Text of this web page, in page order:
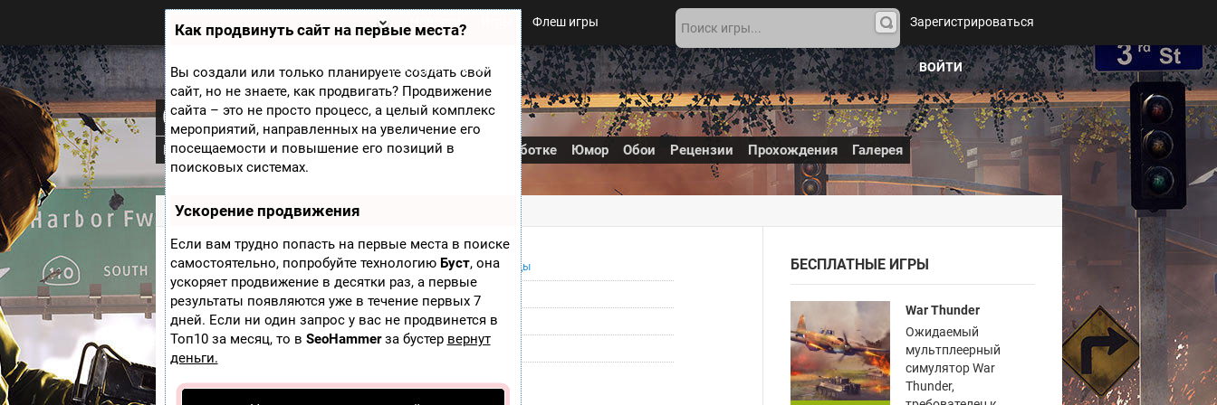
Как продвинуть сайт на первые места?
Вы создали или только планируете создать свой
сайт, но не знаете, как продвигать? Продвижение
сайта – это не просто процесс, а целый комплекс
мероприятий, направленных на увеличение его
посещаемости и повышение его позиций в
поисковых системах.
Ускорение продвижения
Если вам трудно попасть на первые места в поиске
самостоятельно, попробуйте технологию Буст, она
ускоряет продвижение в десятки раз, а первые
результаты появляются уже в течение первых 7
дней. Если ни один запрос у вас не продвинется в
Топ10 за месяц, то в SeoHammerза бустер вернут
деньги.
Zobra.ru - Игровое сообщество -
все о играх
П
ф
ор
м
ы
Новости Флеш игры
Мини игры О сайте
На
йти
Зарегистрироваться
ВОЙТИ
Симулятор козла
Новости Скриншоты Видео Дополнения В разработке Юмор Обои Рецензии Прохождения Галерея
Zobra.ru»Игры» Симулятор козла
Жанр: Симуляторы,Аркады
Дата выхода: 1 апреля 2014
Издатель: Coffee Stain Studios
БЕСПЛАТНЫЕ ИГРЫ
War Thunder
Ожидаемый
мультплеерный
симулятор War
Thunder,